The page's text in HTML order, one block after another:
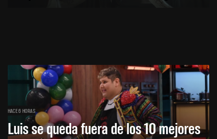
HACE 6 HORAS
Luis se queda fuera de los 10 mejores